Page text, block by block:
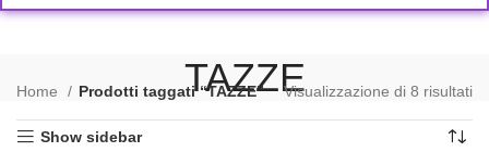
TAZZE
Home Prodotti taggati “TAZZE” Visualizzazione di 8 risultati
Show sidebar